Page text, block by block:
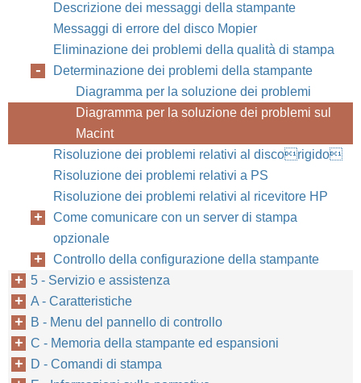
Descrizione dei messaggi della stampante
Messaggi di errore del disco Mopier
Eliminazione dei problemi della qualità di stampa
Determinazione dei problemi della stampante
Diagramma per la soluzione dei problemi
Diagramma per la soluzione dei problemi sul
Macint
Risoluzione dei problemi relativi al discorigido
Risoluzione dei problemi relativi a PS
Risoluzione dei problemi relativi al ricevitore HP
Come comunicare con un server di stampa
opzionale
Controllo della configurazione della stampante
5 - Servizio e assistenza
A - Caratteristiche
B - Menu del pannello di controllo
C - Memoria della stampante ed espansioni
D - Comandi di stampa